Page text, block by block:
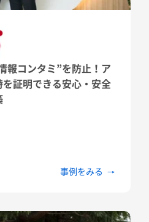
報コンタミ”を防止！ア
証明できる安心・安全
事例をみる